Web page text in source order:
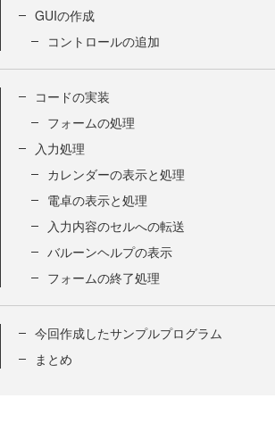
GUIの作成
コントロールの追加
コードの実装
フォームの処理
入力処理
カレンダーの表示と処理
電卓の表示と処理
入力内容のセルへの転送
バルーンヘルプの表示
フォームの終了処理
今回作成したサンプルプログラム
まとめ